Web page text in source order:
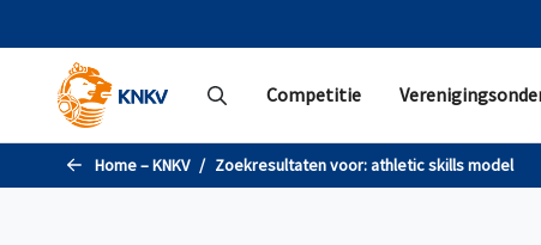
Competitie
Home – KNKV Zoekresultaten voor:athletic skills model